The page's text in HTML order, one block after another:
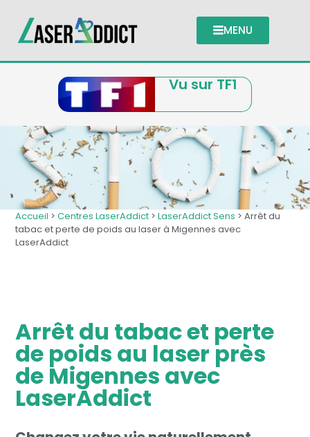
MENU
Vu sur TF1
Accueil >Centres LaserAddict >LaserAddict Sens > Arrêt du
tabac et perte de poids au laser à Migennes avec
LaserAddict
Arrêt du tabac et perte
de poids au laser près
de Migennes avec
LaserAddict